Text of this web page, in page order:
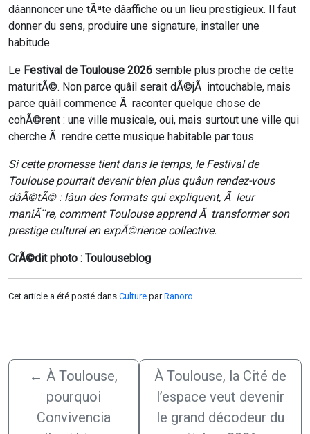
dâannoncer une tÃªte dâaffiche ou un lieu prestigieux. Il faut
donner du sens, produire une signature, installer une
habitude.
Le Festival de Toulouse 2026 semble plus proche de cette
maturitÃ©. Non parce quâil serait dÃ©jÃ intouchable, mais
parce quâil commence Ã raconter quelque chose de
cohÃ©rent : une ville musicale, oui, mais surtout une ville qui
cherche Ã rendre cette musique habitable par tous.
Si cette promesse tient dans le temps, le Festival de
Toulouse pourrait devenir bien plus quâun rendez-vous
dâÃ©tÃ© : lâun des formats qui expliquent, Ã leur
maniÃ¨re, comment Toulouse apprend Ã transformer son
prestige culturel en expÃ©rience collective.
CrÃ©dit photo : Toulouseblog
Cet article a été posté dans Culture parRanoro
← À Toulouse,
pourquoi
Convivencia
À Toulouse, la Cité de
l’espace veut devenir
le grand décodeur du